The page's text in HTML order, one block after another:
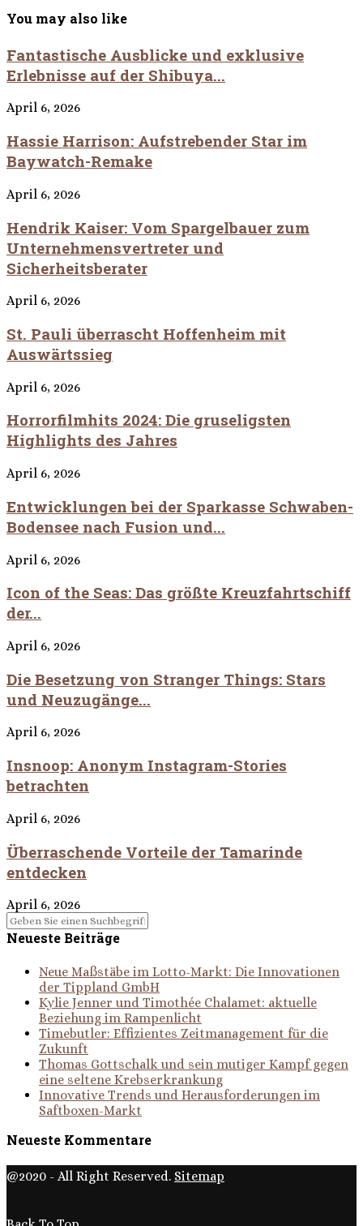
You may also like
Fantastische Ausblicke und exklusive
Erlebnisse auf der Shibuya...
April 6, 2026
Hassie Harrison: Aufstrebender Star im
Baywatch-Remake
April 6, 2026
Hendrik Kaiser: Vom Spargelbauer zum
Unternehmensvertreter und
Sicherheitsberater
April 6, 2026
St. Pauli überrascht Hoffenheim mit
Auswärtssieg
April 6, 2026
Horrorfilmhits 2024: Die gruseligsten
Highlights des Jahres
April 6, 2026
Entwicklungen bei der Sparkasse Schwaben-
Bodensee nach Fusion und...
April 6, 2026
Icon of the Seas: Das größte Kreuzfahrtschiff
der...
April 6, 2026
Die Besetzung von Stranger Things: Stars
und Neuzugänge...
April 6, 2026
Insnoop: Anonym Instagram-Stories
betrachten
April 6, 2026
Überraschende Vorteile der Tamarinde
entdecken
April 6, 2026
Neueste Beiträge
Neue Maßstäbe im Lotto-Markt: Die Innovationen
der Tippland GmbH
Kylie Jenner und Timothée Chalamet: aktuelle
Beziehung im Rampenlicht
Timebutler: Effizientes Zeitmanagement für die
Zukunft
Thomas Gottschalk und sein mutiger Kampf gegen
eine seltene Krebserkrankung
Innovative Trends und Herausforderungen im
Saftboxen-Markt
Neueste Kommentare
@2020 - All Right Reserved. Sitemap